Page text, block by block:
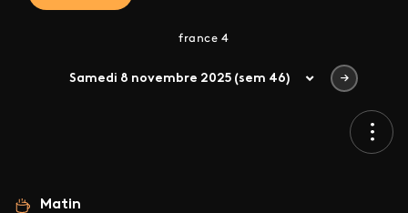
france 4
Samedi 8 novembre 2025 (sem 46)
Matin